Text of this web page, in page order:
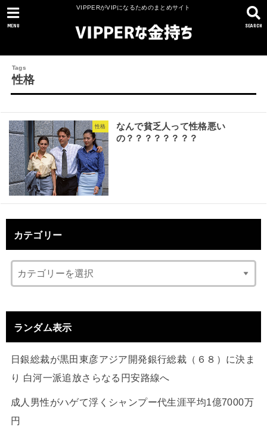
VIPPERがVIPになるためのまとめサイト
SEARCH
MENU
性格
性格
なんで貧乏人って性格悪い
の？？？？？？？？
カテゴリー
ランダム表示
日銀総裁が黒田東彦アジア開発銀行総裁（６８）に決ま
り 白河一派追放さらなる円安路線へ
成人男性がハゲて浮くシャンプー代生涯平均1億7000万
円